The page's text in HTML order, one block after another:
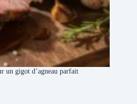
un gigot d’agneau parfait